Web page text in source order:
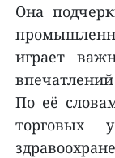
Она
играет
По её
торговых